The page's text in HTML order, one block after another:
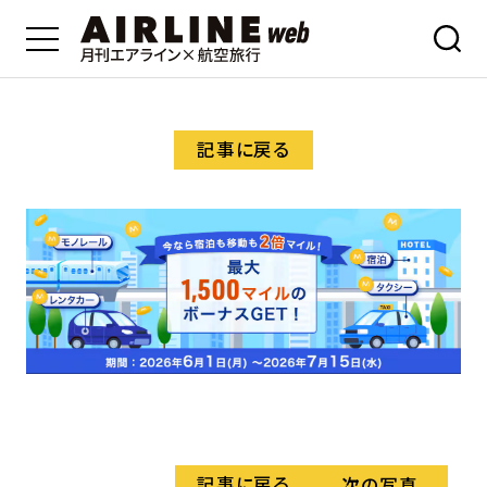
記事に戻る